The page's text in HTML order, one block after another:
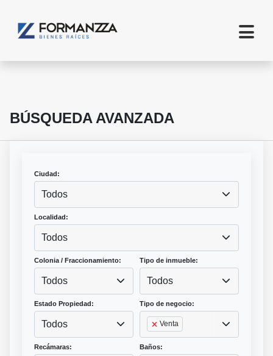
BÚSQUEDA AVANZADA
Ciudad:
Todos
Localidad:
Todos
Colonia / Fraccionamiento:
Todos
Tipo de inmueble:
Todos
Estado Propiedad:
Todos
Tipo de negocio:
Venta
Recámaras: Baños: